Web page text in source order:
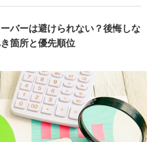
ーバーは避けられない？後悔しな
箇所と優先順位